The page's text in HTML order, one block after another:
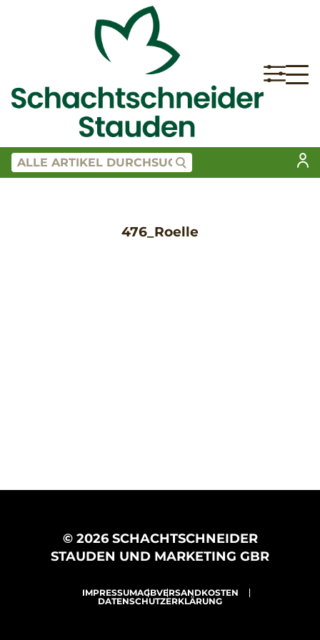
476_Roelle
© 2026 SCHACHTSCHNEIDER
STAUDEN UND MARKETING GBR
IMPRESSUMAGBVERSANDKOSTEN
DATENSCHUTZERKLÄRUNG